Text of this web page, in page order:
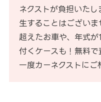
ネクストが負担いた
生することはござい
超えたお車や、年式
付くケースも！無料で
一度カーネクストにご